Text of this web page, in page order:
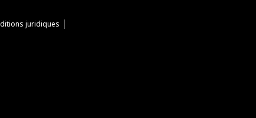
juridiques